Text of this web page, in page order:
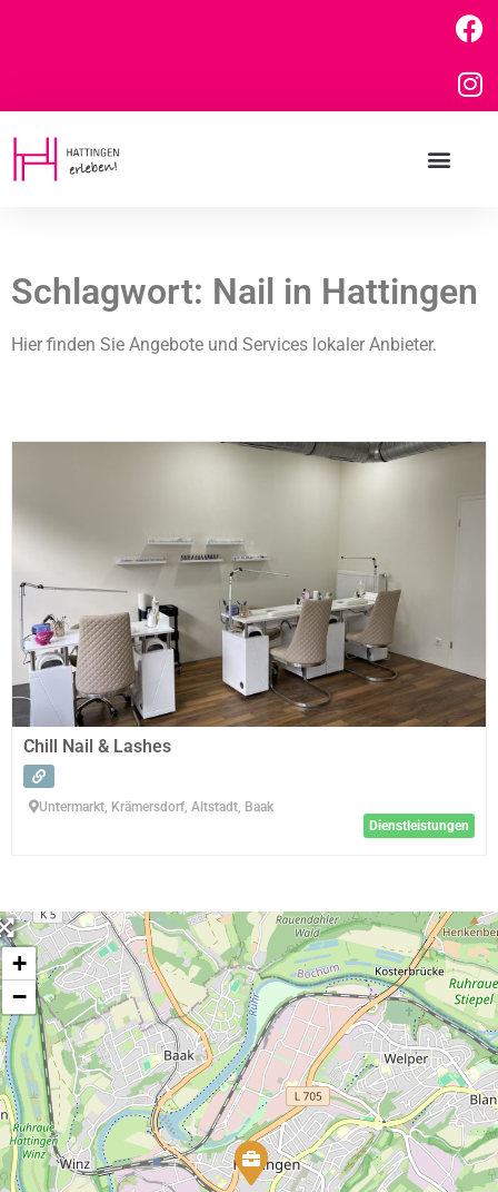
Schlagwort: Nail in Hattingen
Hier finden Sie Angebote und Services lokaler Anbieter.
Chill Nail & Lashes
Untermarkt, Krämersdorf, Altstadt, Baak
Dienstleistungen
+
−